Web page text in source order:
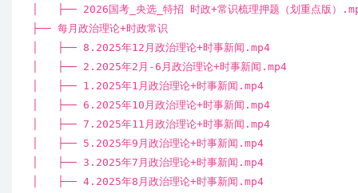
│ ├── 2026国考_央选_特招 时政+常识梳理押题（划重点版）
├── 每月政治理论+时政常识
│ ├── 8.2025年12月政治理论+时事新闻.mp4
│ ├── 2.2025年2月-6月政治理论+时事新闻.mp4
│ ├── 1.2025年1月政治理论+时事新闻.mp4
│ ├── 6.2025年10月政治理论+时事新闻.mp4
│ ├── 7.2025年11月政治理论+时事新闻.mp4
│ ├── 5.2025年9月政治理论+时事新闻.mp4
│ ├── 3.2025年7月政治理论+时事新闻.mp4
│ ├── 4.2025年8月政治理论+时事新闻.mp4